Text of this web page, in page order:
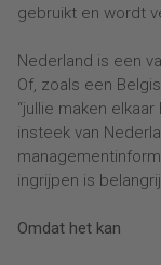
gebruikt en wordt
Nederland is een
Of, zoals een
“jullie maken
insteek van
ingrijpen is
Omdat het kan